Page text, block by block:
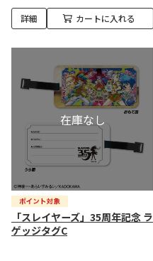
詳細 カートに入れる
「スレイヤーズ」35周年記念 ラ
ゲッジタグC